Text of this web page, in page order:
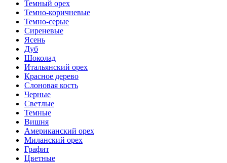
Темный орех
Темно-коричневые
Темно-серые
Сиреневые
Ясень
Дуб
Шоколад
Итальянский орех
Красное дерево
Слоновая кость
Черные
Светлые
Темные
Вишня
Американский орех
Миланский орех
Графит
Цветные